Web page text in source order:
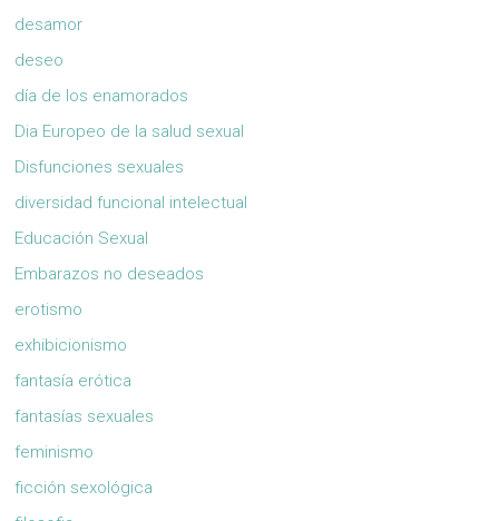
desamor
deseo
día de los enamorados
Dia Europeo de la salud sexual
Disfunciones sexuales
diversidad funcional intelectual
Educación Sexual
Embarazos no deseados
erotismo
exhibicionismo
fantasía erótica
fantasías sexuales
feminismo
ficción sexológica